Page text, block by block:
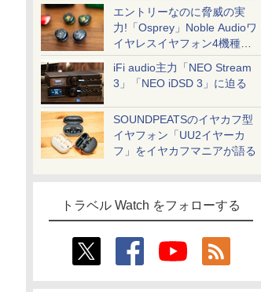
エントリーなのに脅威の実
力!「Osprey」Noble Audioワ
イヤレスイヤフォン4機種を
一気に聴く
iFi audio主力「NEO Stream
3」「NEO iDSD 3」に迫る
SOUNDPEATSのイヤカフ型
イヤフォン「UU2イヤーカ
フ」をイヤカフマニアが語る
トラベル Watch をフォローする